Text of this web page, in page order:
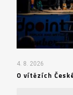
4. 8. 2026
O vítězích